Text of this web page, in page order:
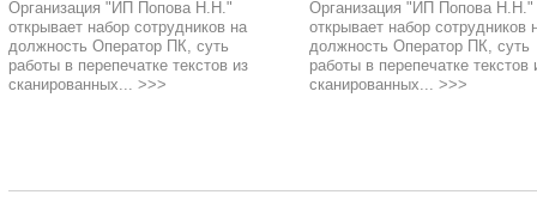
Организация "ИП Попова Н.Н."
открывает набор сотрудников на
должность Оператор ПК, суть
работы в перепечатке текстов из
сканированных... >>>
Организация "ИП Попова Н.Н."
открывает набор сотрудников
должность Оператор ПК, суть
работы в перепечатке текстов
сканированных... >>>